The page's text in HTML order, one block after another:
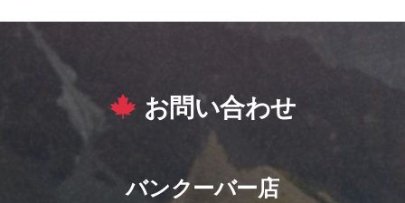
be
the
お問い合わせ
バンクーバー店